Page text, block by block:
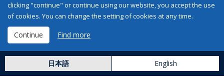
clicking "continue" or continue using our website, you accept the use
of cookies. You can change the setting of cookies at any time.
Continue Find more
日本語 English